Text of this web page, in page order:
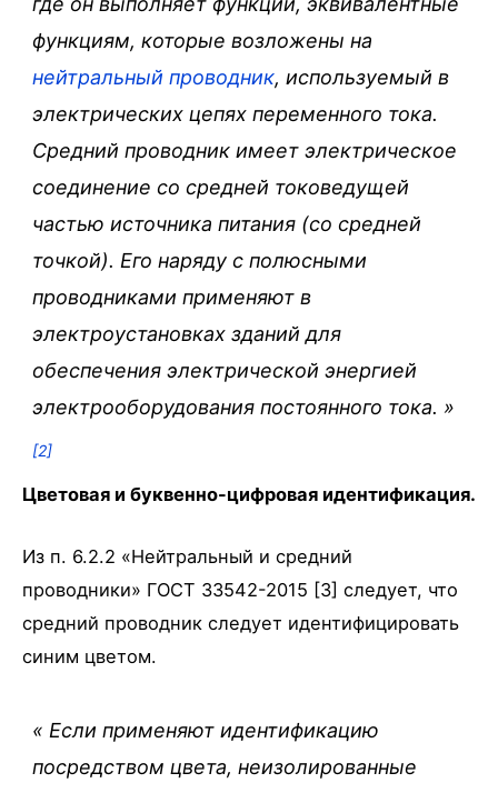
функциям, которые возложены на
нейтральный проводник, используемый в
электрических цепях переменного тока.
Средний проводник имеет электрическое
соединение со средней токоведущей
частью источника питания (со средней
точкой). Его наряду с полюсными
проводниками применяют в
электроустановках зданий для
обеспечения электрической энергией
электрооборудования постоянного тока. »
[2]
Цветовая и буквенно-цифровая идентификация.
Из п. 6.2.2 «Нейтральный и средний
проводники» ГОСТ 33542-2015 [3] следует, что
средний проводник следует идентифицировать
синим цветом.
« Если применяют идентификацию
посредством цвета, неизолированные